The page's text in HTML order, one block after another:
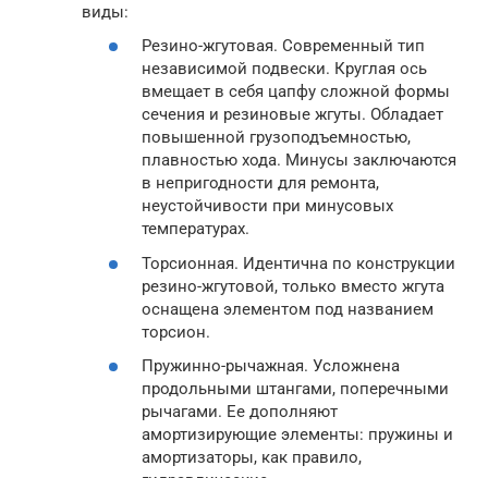
виды:
Резино-жгутовая. Современный тип
независимой подвески. Круглая ось
вмещает в себя цапфу сложной формы
сечения и резиновые жгуты. Обладает
повышенной грузоподъемностью,
плавностью хода. Минусы заключаются
в непригодности для ремонта,
неустойчивости при минусовых
температурах.
Торсионная. Идентична по конструкции
резино-жгутовой, только вместо жгута
оснащена элементом под названием
торсион.
Пружинно-рычажная. Усложнена
продольными штангами, поперечными
рычагами. Ее дополняют
амортизирующие элементы: пружины и
амортизаторы, как правило,